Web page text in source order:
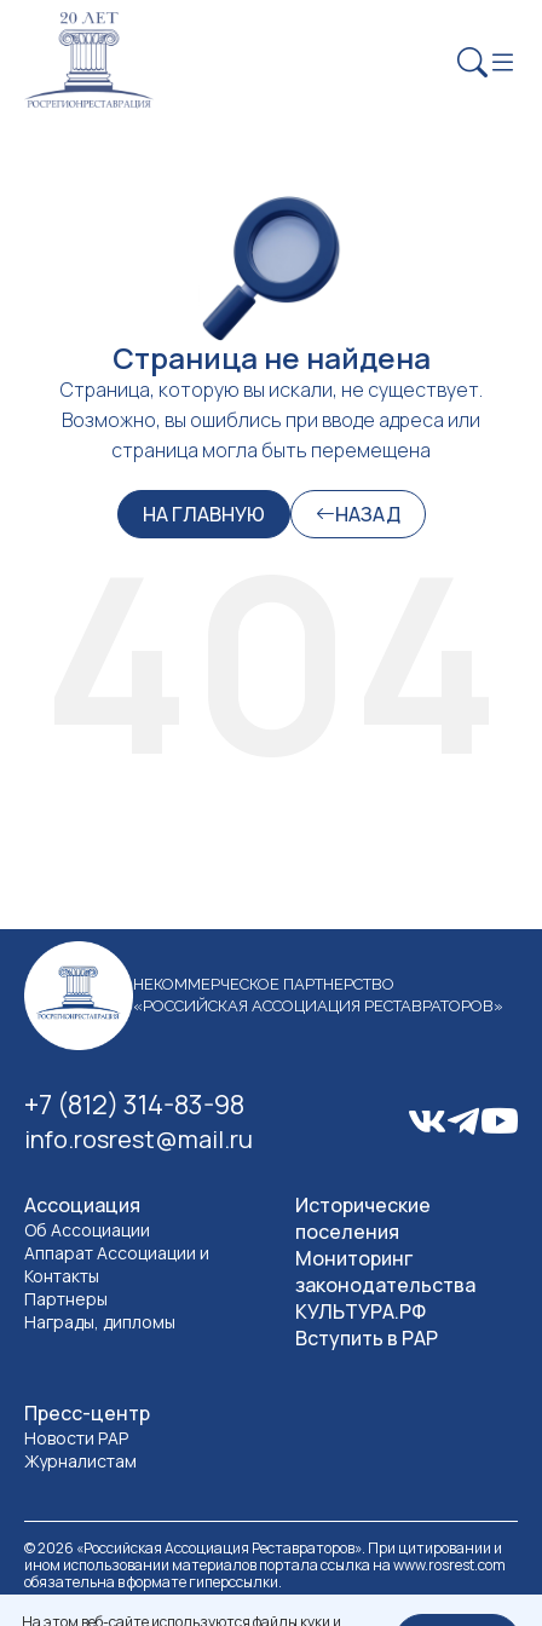
Страница не найдена
Страница, которую вы искали, не существует.
Возможно, вы ошиблись при вводе адреса или
страница могла быть перемещена
НА ГЛАВНУЮ НАЗАД
На этом веб-сайте используются файлы куки и
НЕКОММЕРЧЕСКОЕ ПАРТНЕРСТВО
«РОССИЙСКАЯ АССОЦИАЦИЯ РЕСТАВРАТОРОВ»
+7 (812) 314-83-98
info.rosrest@mail.ru
Ассоциация
Об Ассоциации
Аппарат Ассоциации и
Контакты
Партнеры
Награды, дипломы
Пресс-центр
Новости РАР
Журналистам
Исторические
поселения
Мониторинг
законодательства
КУЛЬТУРА.РФ
Вступить в РАР
©2026 «Российская Ассоциация Реставраторов». При цитировании и
ином использовании материалов портала ссылка на www.rosrest.com
обязательна в формате гиперссылки.
Политика обработки персональных данных
Разработка сайта